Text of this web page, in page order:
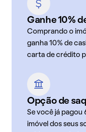
Ganhe 10%
Comprando o
ganha 10% de
carta de crédito
Opção de
Se você já pagou
imóvel dos seus